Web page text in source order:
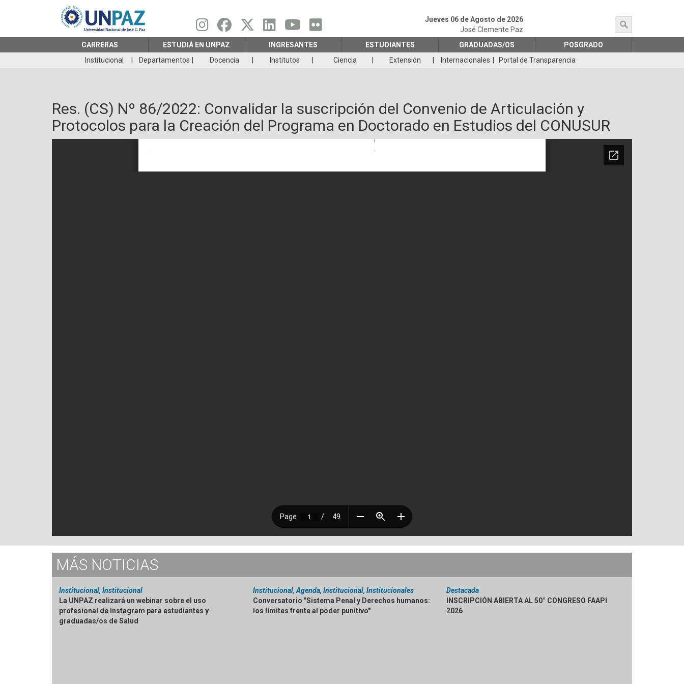
principal
búsqueda
Jueves 06 de Agosto de 2026
José Clemente Paz
CARRERAS
ESTUDIÁ EN UNPAZ INGRESANTES ESTUDIANTES GRADUADAS/OS
POSGRADO
Institucional
Departamentos Docencia Institutos Ciencia Extensión Internacionales Portal de Transparencia
Res. (CS) Nº 86/2022: Convalidar la suscripción del Convenio de Articulación y
Protocolos para la Creación del Programa en Doctorado en Estudios del CONUSUR
MÁS NOTICIAS
Institucional, Institucional
La UNPAZ realizará un webinar sobre el uso
profesional de Instagram para estudiantes y
graduadas/os de Salud
Institucional, Agenda, Institucional, Institucionales
Conversatorio "Sistema Penal y Derechos humanos:
los límites frente al poder punitivo"
Destacada
INSCRIPCIÓN ABIERTA AL 50° CONGRESO FAAPI
2026